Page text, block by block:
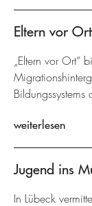
Eltern vor Ort
„Eltern vor Ort“
Bildungssystems
weiterlesen
Jugend ins
In Lübeck